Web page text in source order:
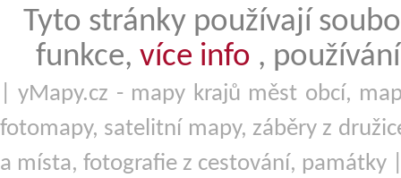
Tyto stránky používají
funkce, více info ,
| yMapy.cz - mapy krajů měst obcí,
fotomapy, satelitní mapy, záběry z
a místa, fotografie z cestování, památky